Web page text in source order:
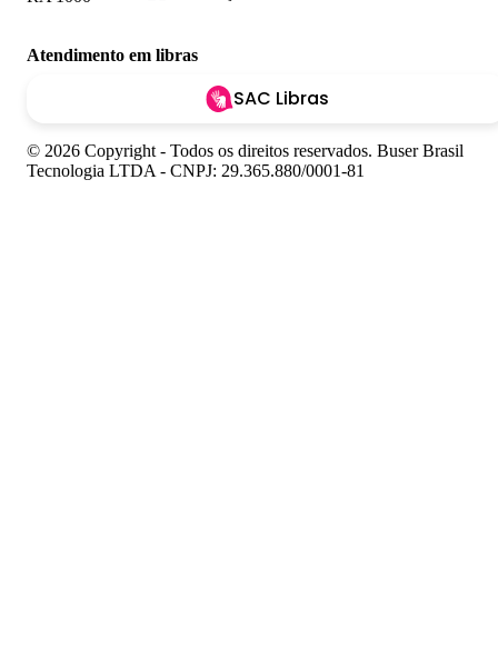
Atendimento em libras
SAC Libras
© 2026 Copyright - Todos os direitos reservados. Buser Brasil
Tecnologia LTDA - CNPJ: 29.365.880/0001-81